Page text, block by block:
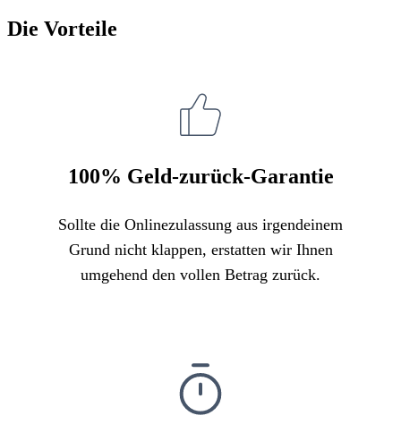
Die Vorteile
100% Geld-zurück-Garantie
Sollte die Onlinezulassung aus irgendeinem
Grund nicht klappen, erstatten wir Ihnen
umgehend den vollen Betrag zurück.